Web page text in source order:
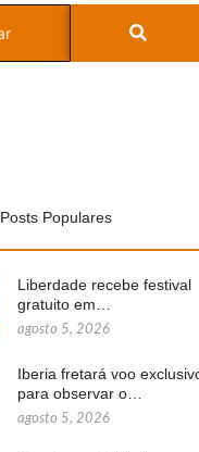
Posts Populares
Liberdade recebe festival
gratuito em…
agosto 5, 2026
Iberia fretará voo
para observar o…
agosto 5, 2026